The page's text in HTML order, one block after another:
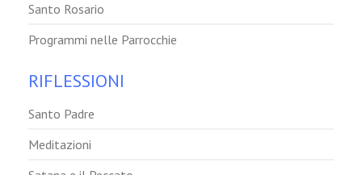
Santo Rosario
Programmi nelle Parrocchie
RIFLESSIONI
Santo Padre
Meditazioni